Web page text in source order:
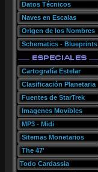
Datos Técnicos
Naves en Escalas
Origen de los Nombres
Schematics - Blueprints
Cartografía Estelar
Clasificación Planetaria
Fuentes de StarTrek
Imagenes Movibles
MP3 - Midi
Sitemas Monetarios
The 47'
Todo Cardassia